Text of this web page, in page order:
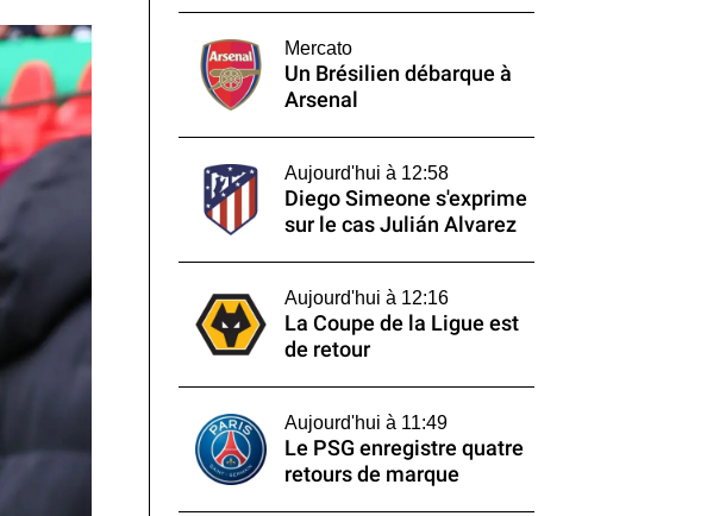
Mercato
Un Brésilien débarque à
Arsenal
Aujourd'hui à 12:58
Diego Simeone s'exprime
sur le cas Julián Alvarez
Aujourd'hui à 12:16
La Coupe de la Ligue est
de retour
Aujourd'hui à 11:49
Le PSG enregistre quatre
retours de marque